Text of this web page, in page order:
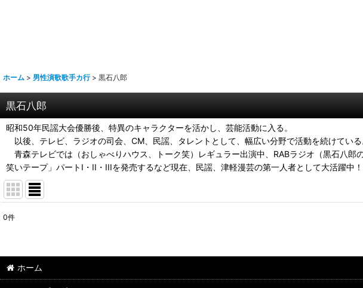
ホーム > 男性演歌歌手カ行 > 黒石八郎
黒石八郎
昭和50年民謡大会優勝後、特異のキャラクターを活かし、芸能活動に入る。
以後、テレビ、ラジオの司会、CM、民謡、タレントとして、幅広い分野で活動を続けている
青森テレビでは（おしゃべりハウス、トーク笑）レギュラー出演中、RABラジオ（黒石八
笑いテープ」パートI・II・IIIを発売するなど現在、民謡、津軽漫芸の第一人者として大活躍中！
並び順:
0件
ホーム